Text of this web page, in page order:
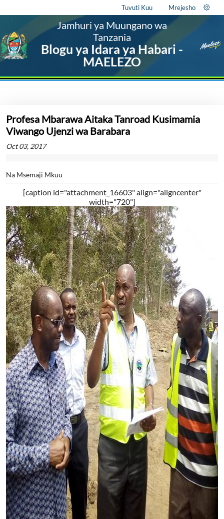
Tuvuti Kuu Mrejesho
Jamhuri ya Muungano wa
Tanzania
Blogu ya Idara ya Habari -
MAELEZO
Profesa Mbarawa Aitaka Tanroad Kusimamia
Viwango Ujenzi wa Barabara
Oct 03, 2017
Na Msemaji Mkuu
[caption id="attachment_16603" align="aligncenter"
width="720"]